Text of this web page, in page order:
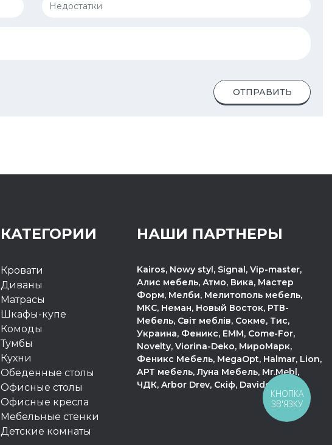
ОТПРАВИТЬ
КАТЕГОРИИ
Кровати
Диваны
Матрасы
Шкафы-купе
Комоды
Тумбы
Кухни
Обеденные столы
Офисные столы
Офисные кресла
Мебельные стенки
Детские комнаты
НАШИ ПАРТНЕРЫ
Kairos, Nowy styl, Signal, Vip-master,
Алис мебель, Атмо, Вика, Мастер
Форм, Мелби, Мелитополь мебель,
МКС, Неман, Новый Восток, РТВ-
Мебель, Світ меблів, Сокме, Тис,
Украина, Феникс, ЕММ, Come-For,
Novelty, Viorina-Deko, МироМарк,
Феникс Мебель, MegaOpt, Halmar, Lion,
АРТ мебель, Луна Мебель, Mr.Mebl,
ЧДК, Arbor Drev, Скіф, Davidos.
КНОПКА
ЗВ'ЯЗКУ